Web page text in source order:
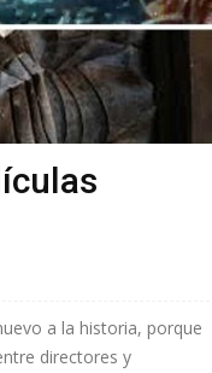
a la historia, porque
directores y